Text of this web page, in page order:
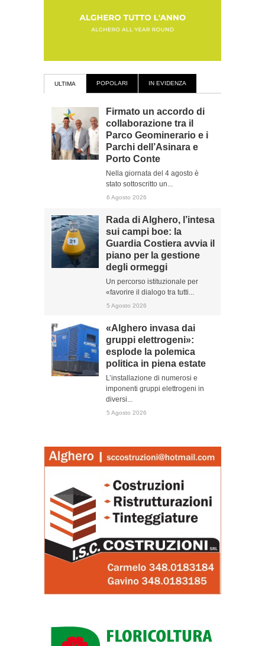
ULTIMA POPOLARI IN EVIDENZA
Firmato un accordo di
collaborazione tra il
Parco Geominerario e i
Parchi dell’Asinara e
Porto Conte
Nella giornata del 4 agosto è
stato sottoscritto un...
6 Agosto 2026
Rada di Alghero, l’intesa
sui campi boe: la
Guardia Costiera avvia il
piano per la gestione
degli ormeggi
Un percorso istituzionale per
«favorire il dialogo tra tutti...
5 Agosto 2026
«Alghero invasa dai
gruppi elettrogeni»:
esplode la polemica
politica in piena estate
L’installazione di numerosi e
imponenti gruppi elettrogeni in
diversi...
5 Agosto 2026